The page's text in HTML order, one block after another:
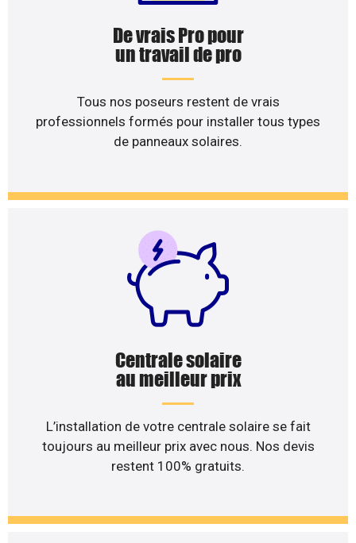
De vrais Pro pour
un travail de pro
Tous nos poseurs restent de vrais
professionnels formés pour installer tous types
de panneaux solaires.
Centrale solaire
au meilleur prix
L’installation de votre centrale solaire se fait
toujours au meilleur prix avec nous. Nos devis
restent 100% gratuits.